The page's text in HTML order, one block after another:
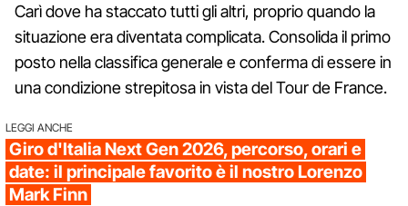
Carì dove ha staccato tutti gli altri, proprio quando la
situazione era diventata complicata. Consolida il primo
posto nella classifica generale e conferma di essere in
una condizione strepitosa in vista del Tour de France.
LEGGI ANCHE
Giro d'Italia Next Gen 2026, percorso, orari e
date: il principale favorito è il nostro Lorenzo
Mark Finn